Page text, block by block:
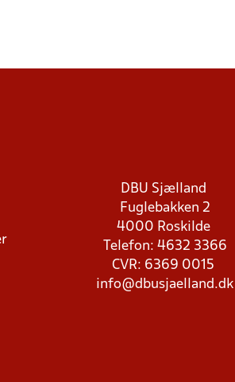
DBU Sjælland
Fuglebakken 2
4000 Roskilde
Telefon: 4632 3366
CVR: 6369 0015
info@dbusjaelland.dk